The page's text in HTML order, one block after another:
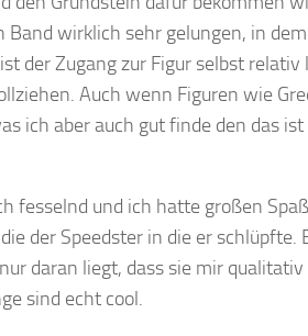
Band wirklich sehr gelungen, in
der Zugang zur Figur selbst
Auch wenn Figuren wie
ich aber auch gut finde den das
fesselnd und ich hatte großen
der Speedster in die er
daran liegt, dass sie mir
sind echt cool.